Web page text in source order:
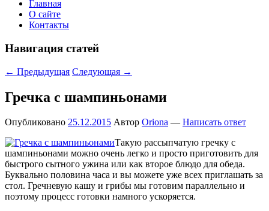
Главная
О сайте
Контакты
Навигация статей
← Предыдущая Следующая →
Гречка с шампиньонами
Опубликовано 25.12.2015 Автор Oriona — Написать ответ
Такую рассыпчатую гречку с
шампиньонами можно очень легко и просто приготовить для
быстрого сытного ужина или как второе блюдо для обеда.
Буквально половина часа и вы можете уже всех приглашать за
стол. Гречневую кашу и грибы мы готовим параллельно и
поэтому процесс готовки намного ускоряется.